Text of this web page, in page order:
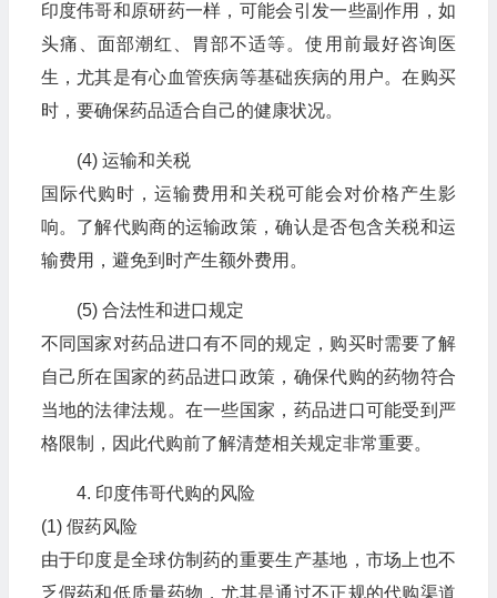
印度伟哥和原研药一样，可能会引发一些副作用，如
头痛、面部潮红、胃部不适等。使用前最好咨询医
生，尤其是有心血管疾病等基础疾病的用户。在购买
时，要确保药品适合自己的健康状况。
(4) 运输和关税
国际代购时，运输费用和关税可能会对价格产生影
响。了解代购商的运输政策，确认是否包含关税和运
输费用，避免到时产生额外费用。
(5) 合法性和进口规定
不同国家对药品进口有不同的规定，购买时需要了解
自己所在国家的药品进口政策，确保代购的药物符合
当地的法律法规。在一些国家，药品进口可能受到严
格限制，因此代购前了解清楚相关规定非常重要。
4. 印度伟哥代购的风险
(1) 假药风险
由于印度是全球仿制药的重要生产基地，市场上也不
乏假药和低质量药物，尤其是通过不正规的代购渠道